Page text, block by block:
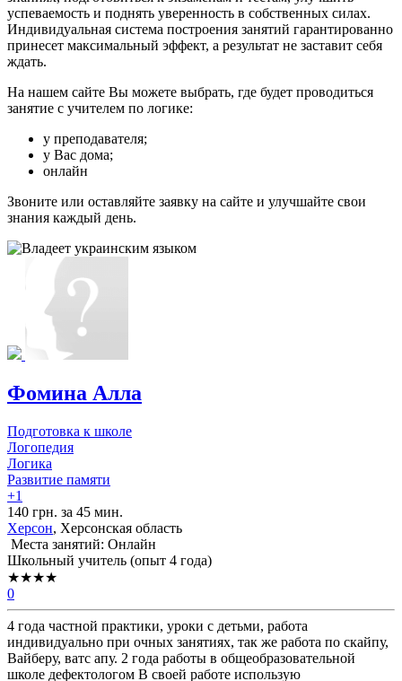
успеваемость и поднять уверенность в собственных силах.
Индивидуальная система построения занятий гарантированно
принесет максимальный эффект, а результат не заставит себя
ждать.
На нашем сайте Вы можете выбрать, где будет проводиться
занятие с учителем по логике:
у преподавателя;
у Вас дома;
онлайн
Звоните или оставляйте заявку на сайте и улучшайте свои
знания каждый день.
Фомина Алла
Подготовка к школе
Логопедия
Логика
Развитие памяти
+1
140 грн. за 45 мин.
Херсон, Херсонская область
Места занятий: Онлайн
Школьный учитель (опыт 4 года)
★★★★
0
4 года частной практики, уроки с детьми, работа
индивидуально при очных занятиях, так же работа по скайпу,
Вайберу, ватс апу. 2 года работы в общеобразовательной
школе дефектологом В своей работе использую